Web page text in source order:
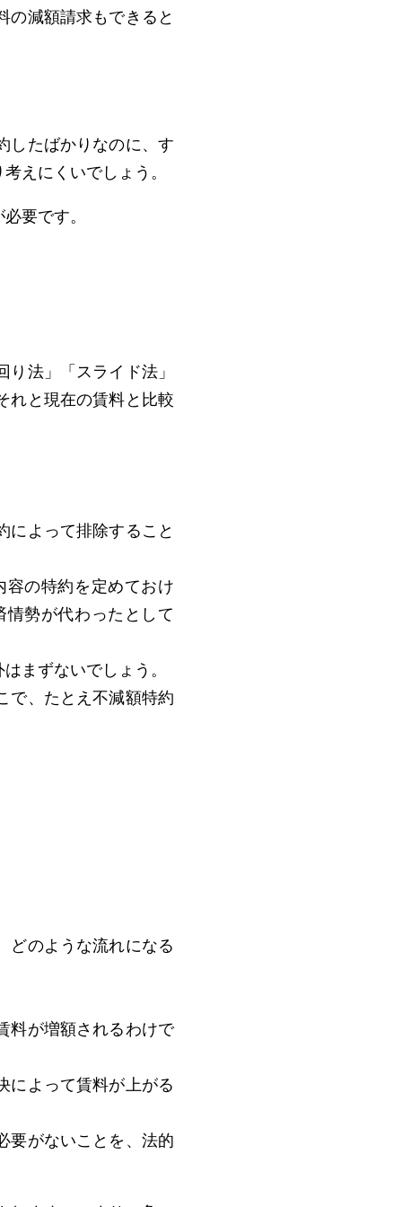
の減額請求もできると
したばかりなのに、す
えにくいでしょう。
要です。
法」「スライド法」
れと現在の賃料と比較
によって排除すること
容の特約を定めておけ
勢が代わったとして
まずないでしょう。
で、たとえ不減額特約
どのような流れになる
料が増額されるわけで
によって賃料が上がる
要がないことを、法的